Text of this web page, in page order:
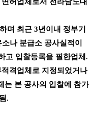
며 최근 3년이내 정부기
나 분급소 공사실적이
고 입찰등록을 필한업체 .
격업체로 지정되었거나
는 본 공사의 입찰에 참가
.